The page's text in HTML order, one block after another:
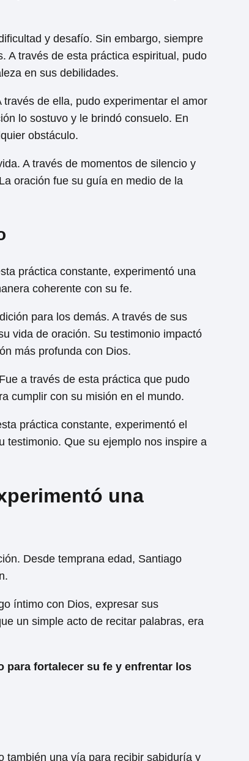
y desafío. Sin embargo, siempre
A través de esta práctica espiritual, pudo
en sus debilidades.
de ella, pudo experimentar el amor
lo sostuvo y le brindó consuelo. En
obstáculo.
A través de momentos de silencio y
oración fue su guía en medio de la
práctica constante, experimentó una
coherente con su fe.
para los demás. A través de sus
vida de oración. Su testimonio impactó
más profunda con Dios.
a través de esta práctica que pudo
cumplir con su misión en el mundo.
práctica constante, experimentó el
testimonio. Que su ejemplo nos inspire a
una
Desde temprana edad, Santiago
íntimo con Dios, expresar sus
un simple acto de recitar palabras, era
para fortalecer su fe y enfrentar los
también una vía para recibir sabiduría y